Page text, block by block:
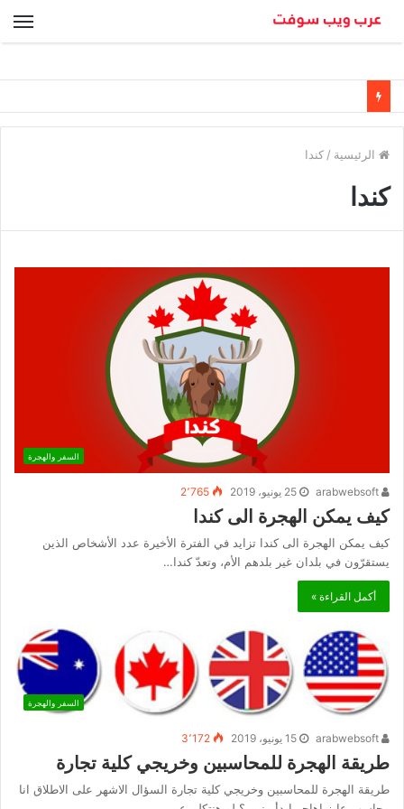
الرئيسية / كندا
كندا
السفر والهجرة
25 يونيو، 2019 2٬765
كيف يمكن الهجرة الى كندا
كيف يمكن الهجرة الى كندا تزايد في الفترة الأخيرة عدد الأشخاص الذين
يستقرّون في بلدان غير بلدهم الأم، وتعدّ كندا…
أكمل القراءة »
السفر والهجرة
15 يونيو، 2019 3٬172
طريقة الهجرة للمحاسبين وخريجي كلية تجارة
طريقة الهجرة للمحاسبين وخريجي كلية تجارة السؤال الاشهر على الاطلاق انا